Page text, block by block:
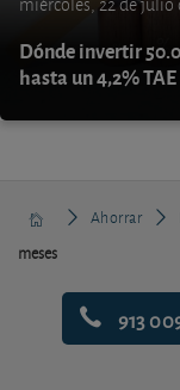
miércoles, 22 de julio
Dónde invertir
hasta un 4,2% TAE
Ahorrar
meses
913